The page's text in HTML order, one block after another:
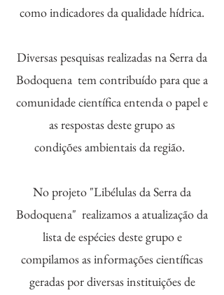
como indicadores da qualidade hídrica.
Diversas pesquisas realizadas na Serra da
Bodoquena tem contribuído para que a
comunidade científica entenda o papel e
as respostas deste grupo as
condições ambientais da região.
No projeto "Libélulas da Serra da
Bodoquena" realizamos a atualização da
lista de espécies deste grupo e
compilamos as informações científicas
geradas por diversas instituições de